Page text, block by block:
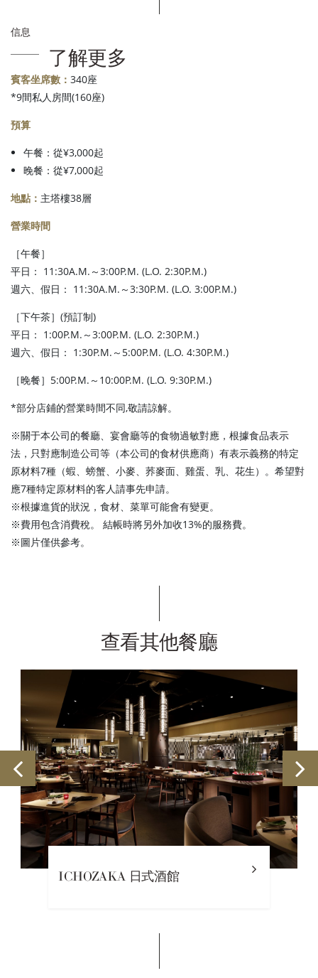
信息
了解更多
賓客坐席數： 340座
*9間私人房間(160座)
預算
午餐：從¥3,000起
晚餐：從¥7,000起
地點： 主塔樓38層
營業時間
［午餐］
平日： 11:30A.M.～3:00P.M. (L.O. 2:30P.M.)
週六、假日： 11:30A.M.～3:30P.M. (L.O. 3:00P.M.)
［下午茶］(預訂制)
平日： 1:00P.M.～3:00P.M. (L.O. 2:30P.M.)
週六、假日： 1:30P.M.～5:00P.M. (L.O. 4:30P.M.)
［晚餐］5:00P.M.～10:00P.M. (L.O. 9:30P.M.)
*部分店鋪的營業時間不同,敬請諒解。
※關于本公司的餐廳、宴會廳等的食物過敏對應，根據食品表示
法，只對應制造公司等（本公司的食材供應商）有表示義務的特定
原材料7種（蝦、螃蟹、小麥、荞麥面、雞蛋、乳、花生）。希望對
應7種特定原材料的客人請事先申請。
※根據進貨的狀況，食材、菜單可能會有變更。
※費用包含消費稅。 結帳時將另外加收13%的服務費。
※圖片僅供參考。
查看其他餐廳
ICHOZAKA 日式酒館